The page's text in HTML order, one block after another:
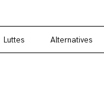
? Un média
Luttes Alternatives